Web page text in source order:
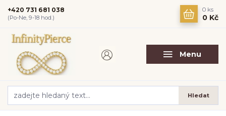
Menu
Hledat
+420 731 681 038
(Po-Ne, 9-18 hod.)
0 ks
0 Kč